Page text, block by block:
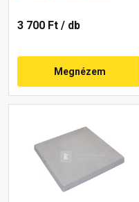
3 700 Ft / db
Megnézem